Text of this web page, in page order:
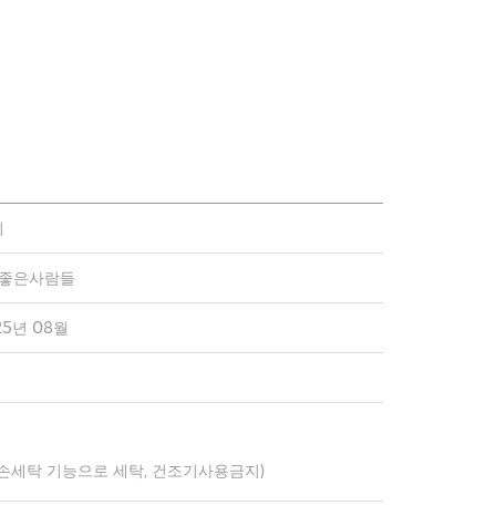
은사람들
년 08월
세탁 기능으로 세탁, 건조기사용금지)